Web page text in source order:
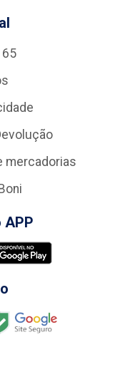
65
mercadorias
APP